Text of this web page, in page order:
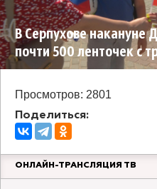
В Серпухове накануне
почти 500 ленточек с
Просмотров: 2801
Поделиться:
ОНЛАЙН-ТРАНСЛЯЦИЯ ТВ